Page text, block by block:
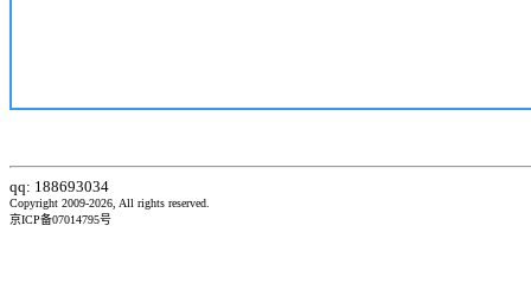
qq: 188693034
Copyright 2009-2026, All rights reserved.
京ICP备07014795号